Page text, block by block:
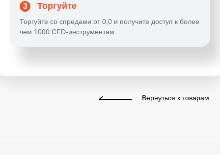
3 Торгуйте
Торгуйте со спредами от 0,0 и получите доступ к более
чем 1000 CFD-инструментам.
Вернуться к товарам